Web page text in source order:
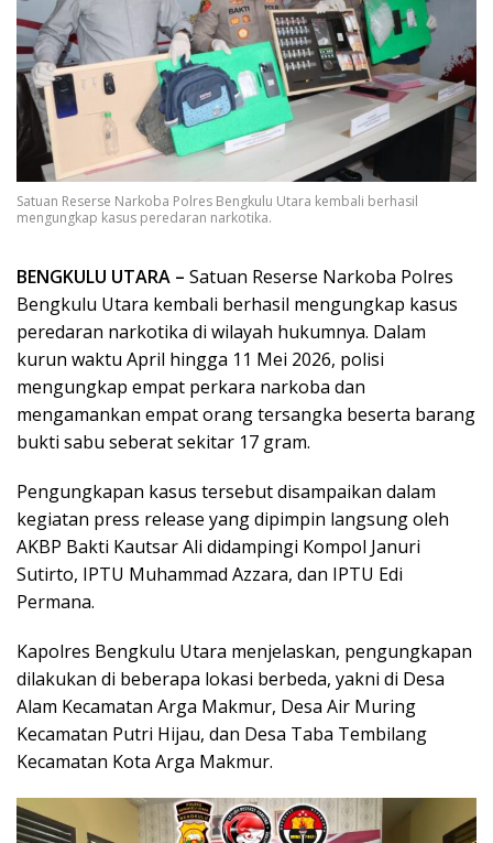
Satuan Reserse Narkoba Polres Bengkulu Utara kembali berhasil
mengungkap kasus peredaran narkotika.
BENGKULU UTARA – Satuan Reserse Narkoba Polres
Bengkulu Utara kembali berhasil mengungkap kasus
peredaran narkotika di wilayah hukumnya. Dalam
kurun waktu April hingga 11 Mei 2026, polisi
mengungkap empat perkara narkoba dan
mengamankan empat orang tersangka beserta barang
bukti sabu seberat sekitar 17 gram.
Pengungkapan kasus tersebut disampaikan dalam
kegiatan press release yang dipimpin langsung oleh
AKBP Bakti Kautsar Ali didampingi Kompol Januri
Sutirto, IPTU Muhammad Azzara, dan IPTU Edi
Permana.
Kapolres Bengkulu Utara menjelaskan, pengungkapan
dilakukan di beberapa lokasi berbeda, yakni di Desa
Alam Kecamatan Arga Makmur, Desa Air Muring
Kecamatan Putri Hijau, dan Desa Taba Tembilang
Kecamatan Kota Arga Makmur.